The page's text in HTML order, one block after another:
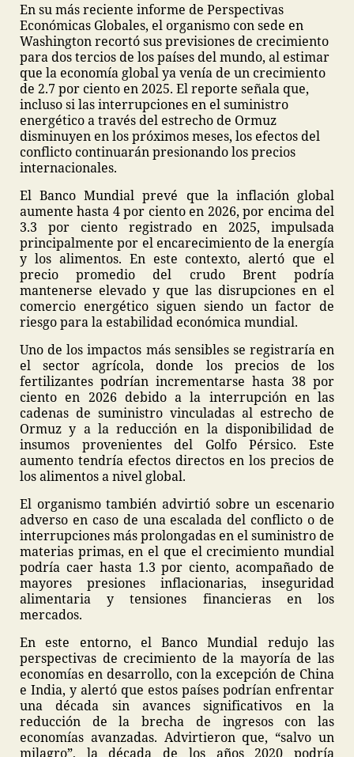
En su más reciente informe de Perspectivas
Económicas Globales, el organismo con sede en
Washington recortó sus previsiones de crecimiento
para dos tercios de los países del mundo, al estimar
que la economía global ya venía de un crecimiento
de 2.7 por ciento en 2025. El reporte señala que,
incluso si las interrupciones en el suministro
energético a través del estrecho de Ormuz
disminuyen en los próximos meses, los efectos del
conflicto continuarán presionando los precios
internacionales.
El Banco Mundial prevé que la inflación global
aumente hasta 4 por ciento en 2026, por encima del
3.3 por ciento registrado en 2025, impulsada
principalmente por el encarecimiento de la energía
y los alimentos. En este contexto, alertó que el
precio promedio del crudo Brent podría
mantenerse elevado y que las disrupciones en el
comercio energético siguen siendo un factor de
riesgo para la estabilidad económica mundial.
Uno de los impactos más sensibles se registraría en
el sector agrícola, donde los precios de los
fertilizantes podrían incrementarse hasta 38 por
ciento en 2026 debido a la interrupción en las
cadenas de suministro vinculadas al estrecho de
Ormuz y a la reducción en la disponibilidad de
insumos provenientes del Golfo Pérsico. Este
aumento tendría efectos directos en los precios de
los alimentos a nivel global.
El organismo también advirtió sobre un escenario
adverso en caso de una escalada del conflicto o de
interrupciones más prolongadas en el suministro de
materias primas, en el que el crecimiento mundial
podría caer hasta 1.3 por ciento, acompañado de
mayores presiones inflacionarias, inseguridad
alimentaria y tensiones financieras en los
mercados.
En este entorno, el Banco Mundial redujo las
perspectivas de crecimiento de la mayoría de las
economías en desarrollo, con la excepción de China
e India, y alertó que estos países podrían enfrentar
una década sin avances significativos en la
reducción de la brecha de ingresos con las
economías avanzadas. Advirtieron que, “salvo un
milagro”, la década de los años 2020 podría